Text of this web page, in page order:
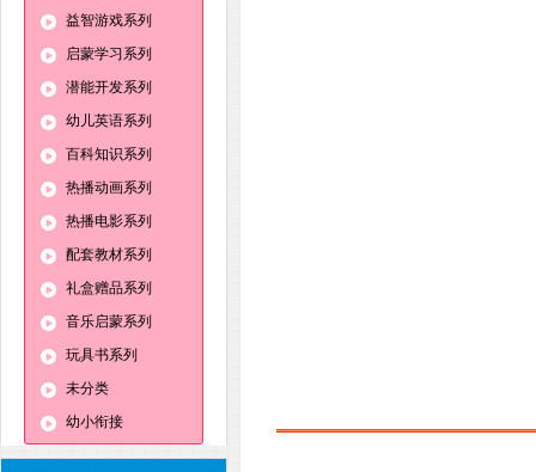
益智游戏系列
启蒙学习系列
潜能开发系列
幼儿英语系列
百科知识系列
热播动画系列
热播电影系列
配套教材系列
礼盒赠品系列
音乐启蒙系列
玩具书系列
未分类
幼小衔接